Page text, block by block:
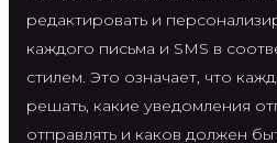
редактировать и
каждого письма и SMS в
стилем. Это означает, что
решать, какие уведомления
отправлять и каков должен